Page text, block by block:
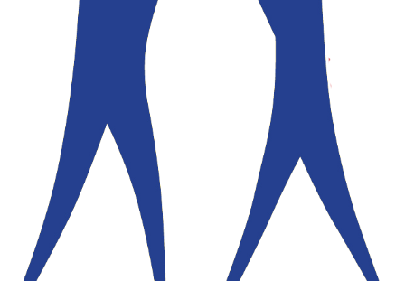
Proyek Terdahulu
Kredit Web-site